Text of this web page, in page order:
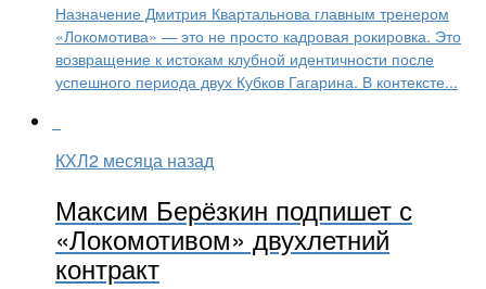
Назначение Дмитрия Квартальнова главным тренером
«Локомотива» — это не просто кадровая рокировка. Это
возвращение к истокам клубной идентичности после
успешного периода двух Кубков Гагарина. В контексте...
КХЛ2 месяца назад
Максим Берёзкин подпишет с
«Локомотивом» двухлетний
контракт